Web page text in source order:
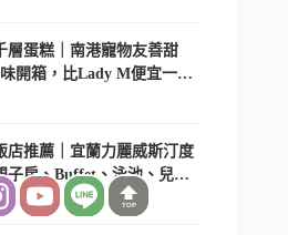
層蛋糕｜南港寵物友善甜
開箱，比Lady M便宜一半
店推薦｜宜蘭力麗威斯汀度
子房、Buffet、泳池、兒童
合放電
TOP